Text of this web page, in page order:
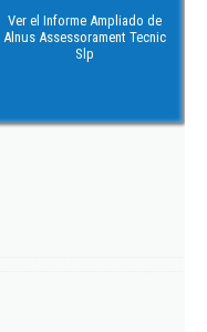
Ver el Informe Ampliado de
Alnus Assessorament Tecnic
Slp